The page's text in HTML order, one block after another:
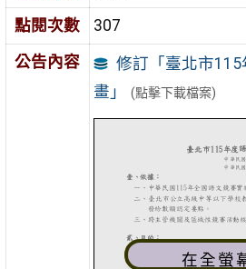
點閱次數
307
公告內容
修訂「臺北市
畫」
(點擊下載檔案)
在全螢